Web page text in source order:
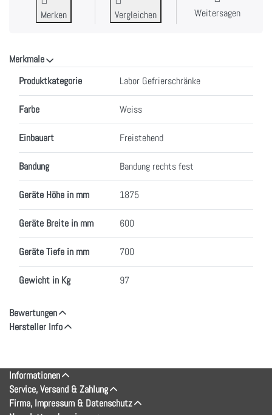
Merken Vergleichen Weitersagen
Merkmale
Produktkategorie Labor Gefrierschränke
Farbe Weiss
Einbauart Freistehend
Bandung Bandung rechts fest
Geräte Höhe in mm 1875
Geräte Breite in mm 600
Geräte Tiefe in mm 700
Gewicht in Kg 97
Bewertungen
Hersteller Info
Informationen
Service, Versand & Zahlung
Firma, Impressum & Datenschutz